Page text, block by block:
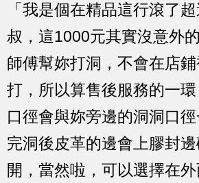
「我是個在精品這行滾了
叔，這1000元其實沒意外
師傅幫妳打洞，不會在店
打，所以算售後服務的一
口徑會與妳旁邊的洞洞口
完洞後皮革的邊會上膠封
開，當然啦，可以選擇在